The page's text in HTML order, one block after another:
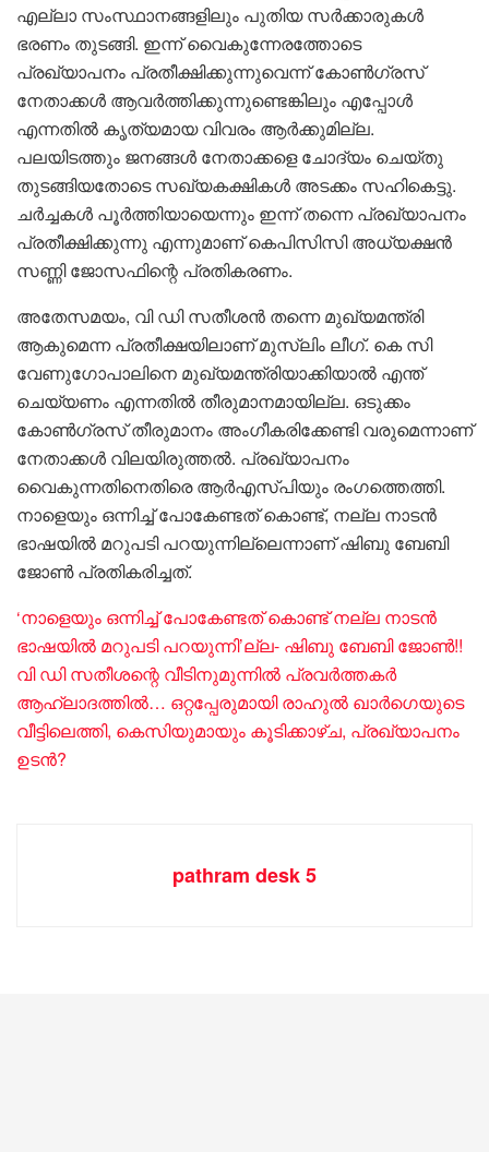
എല്ലാ സംസ്ഥാനങ്ങളിലും പുതിയ സർക്കാരുകൾ
ഭരണം തുടങ്ങി. ഇന്ന് വൈകുന്നേരത്തോടെ
പ്രഖ്യാപനം പ്രതീക്ഷിക്കുന്നുവെന്ന് കോൺഗ്രസ്
നേതാക്കൾ ആവർത്തിക്കുന്നുണ്ടെങ്കിലും എപ്പോൾ
എന്നതിൽ കൃത്യമായ വിവരം ആർക്കുമില്ല.
പലയിടത്തും ജനങ്ങൾ നേതാക്കളെ ചോദ്യം ചെയ്തു
തുടങ്ങിയതോടെ സഖ്യകക്ഷികൾ അടക്കം സഹികെട്ടു.
ചർച്ചകൾ പൂർത്തിയായെന്നും ഇന്ന് തന്നെ പ്രഖ്യാപനം
പ്രതീക്ഷിക്കുന്നു എന്നുമാണ് കെപിസിസി അധ്യക്ഷൻ
സണ്ണി ജോസഫിന്റെ പ്രതികരണം.
അതേസമയം, വി ഡി സതീശൻ തന്നെ മുഖ്യമന്ത്രി
ആകുമെന്ന പ്രതീക്ഷയിലാണ് മുസ്ലിം ലീഗ്. കെ സി
വേണുഗോപാലിനെ മുഖ്യമന്ത്രിയാക്കിയാൽ എന്ത്
ചെയ്യണം എന്നതിൽ തീരുമാനമായില്ല. ഒടുക്കം
കോൺഗ്രസ് തീരുമാനം അംഗീകരിക്കേണ്ടി വരുമെന്നാണ്
നേതാക്കൾ വിലയിരുത്തൽ. പ്രഖ്യാപനം
വൈകുന്നതിനെതിരെ ആർഎസ്പിയും രംഗത്തെത്തി.
നാളെയും ഒന്നിച്ച് പോകേണ്ടത് കൊണ്ട്, നല്ല നാടൻ
ഭാഷയിൽ മറുപടി പറയുന്നില്ലെന്നാണ് ഷിബു ബേബി
ജോൺ പ്രതികരിച്ചത്.
‘നാളെയും ഒന്നിച്ച് പോകേണ്ടത് കൊണ്ട് നല്ല നാടൻ
ഭാഷയിൽ മറുപടി പറയുന്നി’ല്ല- ഷിബു ബേബി ജോൺ!!
വി ഡി സതീശന്റെ വീടിനുമുന്നിൽ പ്രവർത്തകർ
ആഹ്ലാദത്തിൽ… ഒറ്റപ്പേരുമായി രാഹുൽ ഖാർ​ഗെയുടെ
വീട്ടിലെത്തി, കെസിയുമായും കൂടിക്കാഴ്ച, പ്രഖ്യാപനം
ഉടൻ?
pathram desk 5